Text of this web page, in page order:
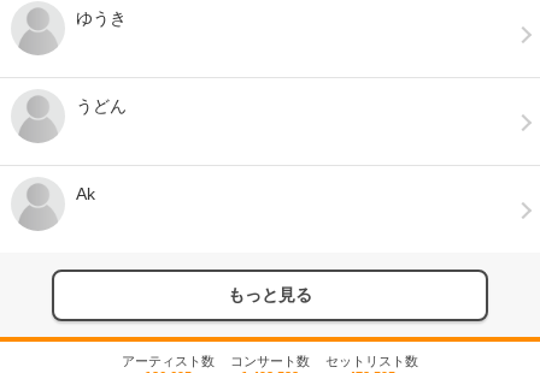
ゆうき
うどん
Ak
もっと見る
アーティスト数
コンサート数
セットリスト数